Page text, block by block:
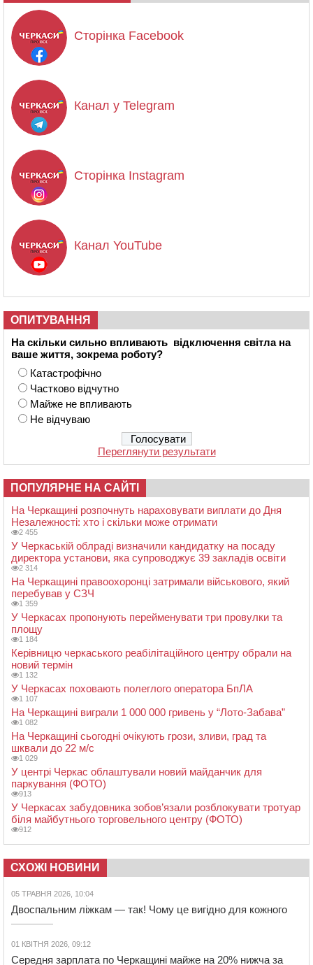
Сторінка Facebook
Канал у Telegram
Сторінка Instagram
Канал YouTube
ОПИТУВАННЯ
На скільки сильно впливають відключення світла на
ваше життя, зокрема роботу?
Катастрофічно
Частково відчутно
Майже не впливають
Не відчуваю
Переглянути результати
ПОПУЛЯРНЕ НА САЙТІ
На Черкащині розпочнуть нараховувати виплати до Дня
Незалежності: хто і скільки може отримати
2 455
У Черкаській облраді визначили кандидатку на посаду
директора установи, яка супроводжує 39 закладів освіти
2 314
На Черкащині правоохоронці затримали військового, який
перебував у СЗЧ
1 359
У Черкасах пропонують перейменувати три провулки та
площу
1 184
Керівницю черкаського реабілітаційного центру обрали на
новий термін
1 132
У Черкасах поховають полеглого оператора БпЛА
1 107
На Черкащині виграли 1 000 000 гривень у “Лото-Забава”
1 082
На Черкащині сьогодні очікують грози, зливи, град та
шквали до 22 м/с
1 029
У центрі Черкас облаштували новий майданчик для
паркування (ФОТО)
913
У Черкасах забудовника зобов’язали розблокувати тротуар
біля майбутнього торговельного центру (ФОТО)
912
СХОЖІ НОВИНИ
05 ТРАВНЯ 2026, 10:04
Двоспальним ліжкам — так! Чому це вигідно для кожного
01 КВІТНЯ 2026, 09:12
Середня зарплата по Черкащині майже на 20% нижча за